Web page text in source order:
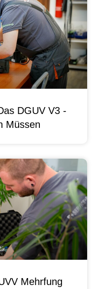
DGUV V3 -
Müssen
Mehrfung